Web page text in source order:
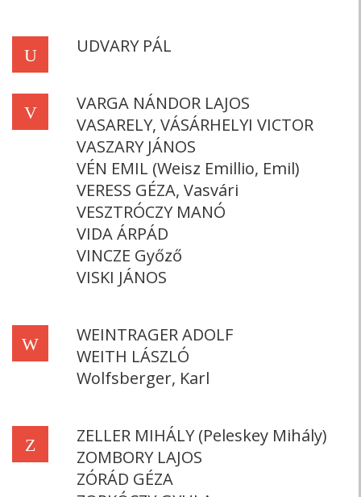
U UDVARY PÁL
V
VARGA NÁNDOR LAJOS
VASARELY, VÁSÁRHELYI VICTOR
VASZARY JÁNOS
VÉN EMIL (Weisz Emillio, Emil)
VERESS GÉZA, Vasvári
VESZTRÓCZY MANÓ
VIDA ÁRPÁD
VINCZE Győző
VISKI JÁNOS
W
WEINTRAGER ADOLF
WEITH LÁSZLÓ
Wolfsberger, Karl
Z
ZELLER MIHÁLY (Peleskey Mihály)
ZOMBORY LAJOS
ZÓRÁD GÉZA